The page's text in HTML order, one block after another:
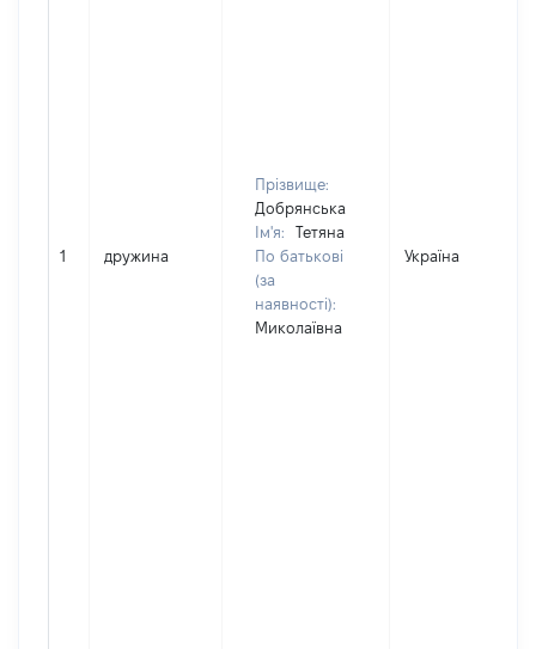
1 дружина
Прізвище:
Добрянська
Ім'я:
Тетяна
По батькові
(за
наявності):
Миколаївна
Україна